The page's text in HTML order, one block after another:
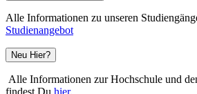
Alle Informationen zu unseren
Studienangebot
Neu Hier?
Alle Informationen zur Hochschule und
findest Du hier.